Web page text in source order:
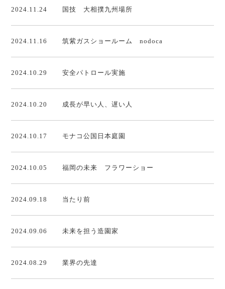
2024.11.24 国技 大相撲九州場所
2024.11.16 筑紫ガスショールーム nodoca
2024.10.29 安全パトロール実施
2024.10.20 成長が早い人、遅い人
2024.10.17 モナコ公国日本庭園
2024.10.05 福岡の未来 フラワーショー
2024.09.18 当たり前
2024.09.06 未来を担う造園家
2024.08.29 業界の先達